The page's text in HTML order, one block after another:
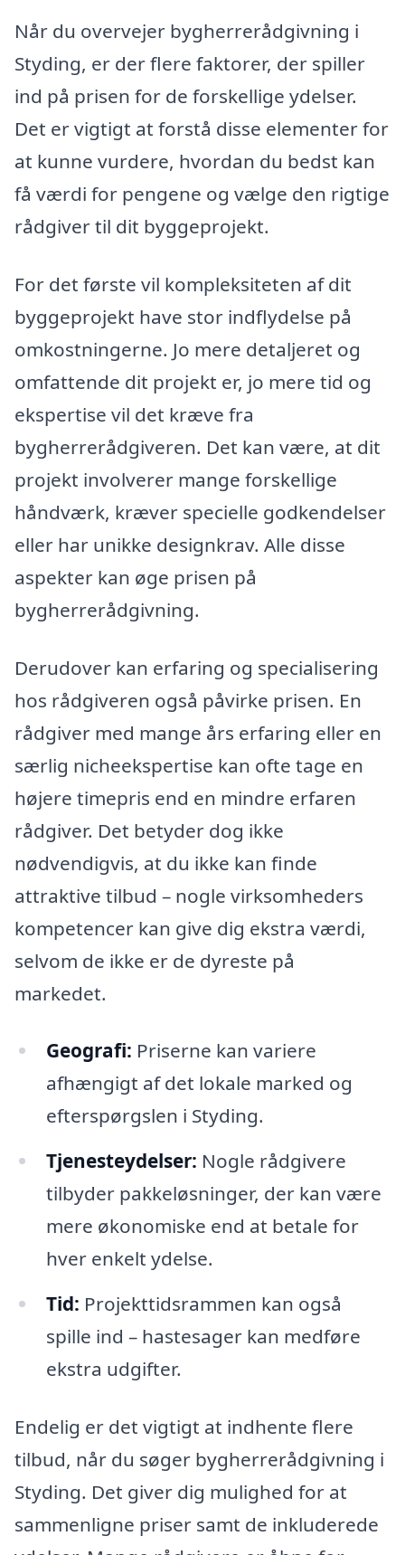
Når du overvejer bygherrerådgivning i
Styding, er der flere faktorer, der spiller
ind på prisen for de forskellige ydelser.
Det er vigtigt at forstå disse elementer for
at kunne vurdere, hvordan du bedst kan
få værdi for pengene og vælge den rigtige
rådgiver til dit byggeprojekt.
For det første vil kompleksiteten af dit
byggeprojekt have stor indflydelse på
omkostningerne. Jo mere detaljeret og
omfattende dit projekt er, jo mere tid og
ekspertise vil det kræve fra
bygherrerådgiveren. Det kan være, at dit
projekt involverer mange forskellige
håndværk, kræver specielle godkendelser
eller har unikke designkrav. Alle disse
aspekter kan øge prisen på
bygherrerådgivning.
Derudover kan erfaring og specialisering
hos rådgiveren også påvirke prisen. En
rådgiver med mange års erfaring eller en
særlig nicheekspertise kan ofte tage en
højere timepris end en mindre erfaren
rådgiver. Det betyder dog ikke
nødvendigvis, at du ikke kan finde
attraktive tilbud – nogle virksomheders
kompetencer kan give dig ekstra værdi,
selvom de ikke er de dyreste på
markedet.
Geografi: Priserne kan variere
afhængigt af det lokale marked og
efterspørgslen i Styding.
Tjenesteydelser: Nogle rådgivere
tilbyder pakkeløsninger, der kan være
mere økonomiske end at betale for
hver enkelt ydelse.
Tid: Projekttidsrammen kan også
spille ind – hastesager kan medføre
ekstra udgifter.
Endelig er det vigtigt at indhente flere
tilbud, når du søger bygherrerådgivning i
Styding. Det giver dig mulighed for at
sammenligne priser samt de inkluderede